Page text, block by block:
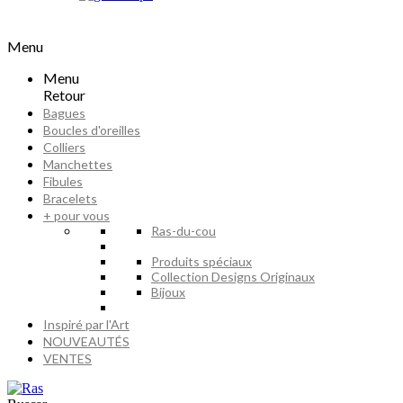
Menu
Menu
Retour
Bagues
Boucles d'oreilles
Colliers
Manchettes
Fibules
Bracelets
+ pour vous
Ras-du-cou
Produits spéciaux
Collection Designs Originaux
Bijoux
Inspiré par l'Art
NOUVEAUTÉS
VENTES